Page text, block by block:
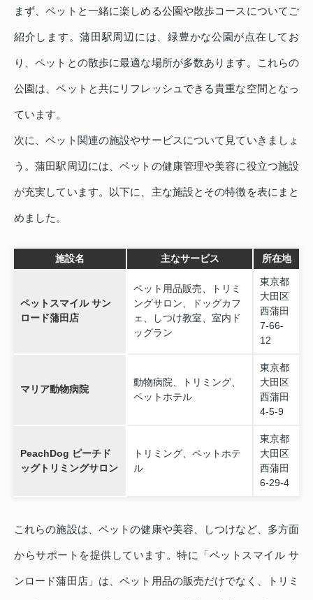
まず、ペットと一緒に楽しめる公園や散歩コースについてご
紹介します。蒲田駅周辺には、緑豊かな公園が点在してお
り、ペットとの散歩に最適な場所が多数あります。これらの
公園は、ペットと共にリフレッシュできる貴重な空間となっ
ています。
次に、ペット関連の施設やサービスについて見ていきましょ
う。蒲田駅周辺には、ペットの健康管理や美容に役立つ施設
が充実しています。以下に、主な施設とその特徴を表にまと
めました。
施設名 主なサービス 所在地
ペットスマイル サン
ロード蒲田店
ペット用品販売、トリミ
ングサロン、ドッグカフ
ェ、しつけ教室、室内ド
ッグラン
東京都
大田区
西蒲田
7-66-
12
マリア動物病院
動物病院、トリミング、
ペットホテル
東京都
大田区
西蒲田
4-5-9
PeachDog ピーチド
ッグトリミングサロン
トリミング、ペットホテ
ル
東京都
大田区
西蒲田
6-29-4
これらの施設は、ペットの健康や美容、しつけなど、多方面
からサポートを提供しています。特に「ペットスマイル サ
ンロード蒲田店」は、ペット用品の販売だけでなく、トリミ